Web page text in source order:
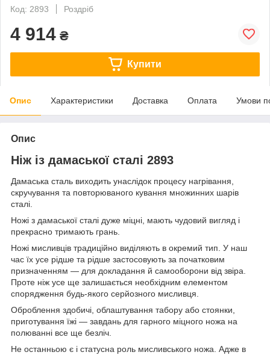
Код: 2893
Роздріб
4 914 ₴
Купити
Опис Характеристики Доставка Оплата Умови
Опис
Ніж із дамаської сталі 2893
Дамаська сталь виходить унаслідок процесу нагрівання,
скручування та повторюваного кування множинних шарів
сталі.
Ножі з дамаської сталі дуже міцні, мають чудовий вигляд і
прекрасно тримають грань.
Ножі мисливців традиційно виділяють в окремий тип. У наш
час їх усе рідше та рідше застосовують за початковим
призначенням — для докладання й самооборони від звіра.
Проте ніж усе ще залишається необхідним елементом
спорядження будь-якого серйозного мисливця.
Оброблення здобичі, облаштування табору або стоянки,
приготування їжі — завдань для гарного міцного ножа на
полюванні все ще безліч.
Не останньою є і статусна роль мисливського ножа. Адже в